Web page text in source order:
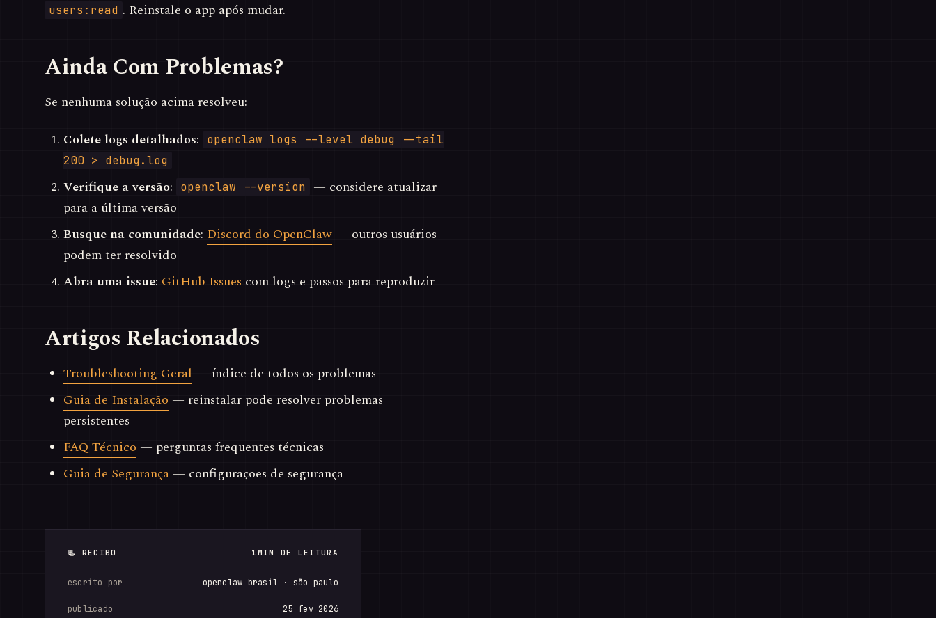
users:read . Reinstale o app após mudar.
Ainda Com Problemas?
Se nenhuma solução acima resolveu:
Colete logs detalhados:
openclaw logs --level debug --tail
200 > debug.log
Verifique a versão: openclaw --version
— considere atualizar
para a última versão
Busque na comunidade: Discord do OpenClaw — outros usuários
podem ter resolvido
Abra uma issue: GitHub Issues com logs e passos para reproduzir
Artigos Relacionados
Troubleshooting Geral — índice de todos os problemas
Guia de Instalação — reinstalar pode resolver problemas
persistentes
FAQ Técnico — perguntas frequentes técnicas
Guia de Segurança — configurações de segurança
📃 RECIBO 1MIN DE LEITURA
escrito por openclaw brasil · são paulo
publicado 25 fev 2026